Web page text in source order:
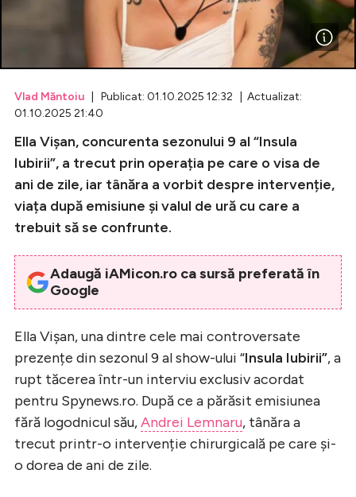
Breaking News
Intră în cont
Vlad Măntoiu | Publicat: 01.10.2025 12:32 | Actualizat:
01.10.2025 21:40
Ella Vișan, concurenta sezonului 9 al “Insula
Iubirii”, a trecut prin operația pe care o visa de
ani de zile, iar tânăra a vorbit despre intervenție,
viața după emisiune și valul de ură cu care a
trebuit să se confrunte.
Adaugă iAMicon.ro ca sursă preferată în
Google
Ella Vișan, una dintre cele mai controversate
prezențe din sezonul 9 al show-ului “Insula Iubirii”, a
rupt tăcerea într-un interviu exclusiv acordat
pentru Spynews.ro. După ce a părăsit emisiunea
fără logodnicul său,Andrei Lemnaru, tânăra a
trecut printr-o intervenție chirurgicală pe care și-
o dorea de ani de zile.